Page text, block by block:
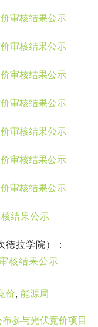
拉学院）：
核结果公示
价, 能源局
参与光伏竞价项目